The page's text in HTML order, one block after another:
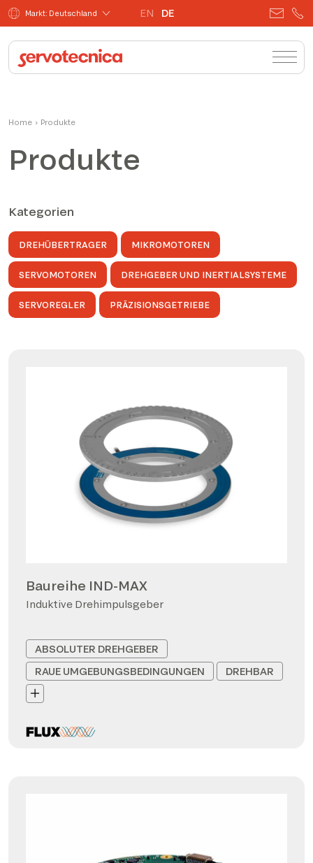
Markt: Deutschland EN DE
Home › Produkte
Produkte
Kategorien
DREHÜBERTRAGER MIKROMOTOREN
SERVOMOTOREN DREHGEBER UND INERTIALSYSTEME
SERVOREGLER PRÄZISIONSGETRIEBE
Baureihe IND-MAX
Induktive Drehimpulsgeber
ABSOLUTER DREHGEBER
RAUE UMGEBUNGSBEDINGUNGEN
DREHBAR